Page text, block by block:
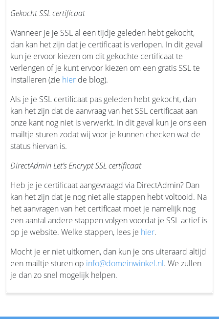
Gekocht SSL certificaat
Wanneer je je SSL al een tijdje geleden hebt gekocht,
dan kan het zijn dat je certificaat is verlopen. In dit geval
kun je ervoor kiezen om dit gekochte certificaat te
verlengen of je kunt ervoor kiezen om een gratis SSL te
installeren (zie hier de blog).
Als je je SSL certificaat pas geleden hebt gekocht, dan
kan het zijn dat de aanvraag van het SSL certificaat aan
onze kant nog niet is verwerkt. In dit geval kun je ons een
mailtje sturen zodat wij voor je kunnen checken wat de
status hiervan is.
DirectAdmin Let’s Encrypt SSL certificaat
Heb je je certificaat aangevraagd via DirectAdmin? Dan
kan het zijn dat je nog niet alle stappen hebt voltooid. Na
het aanvragen van het certificaat moet je namelijk nog
een aantal andere stappen volgen voordat je SSL actief is
op je website. Welke stappen, lees je hier.
Mocht je er niet uitkomen, dan kun je ons uiteraard altijd
een mailtje sturen op info@domeinwinkel.nl. We zullen
je dan zo snel mogelijk helpen.